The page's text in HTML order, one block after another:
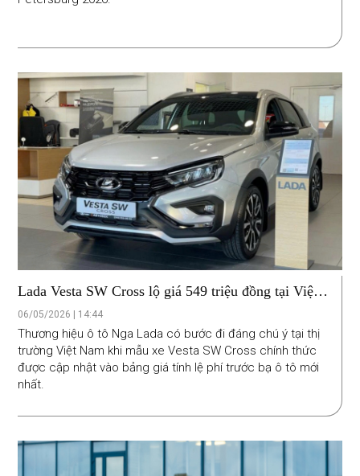
Lada Vesta SW Cross lộ giá 549 triệu đồng tại Việt
Nam: Ngang cỡ Mazda3, nội thất có điểm giống xe
Volvo
06/05/2026 | 14:44
Thương hiệu ô tô Nga Lada có bước đi đáng chú ý tại thị
trường Việt Nam khi mẫu xe Vesta SW Cross chính thức
được cập nhật vào bảng giá tính lệ phí trước bạ ô tô mới
nhất.